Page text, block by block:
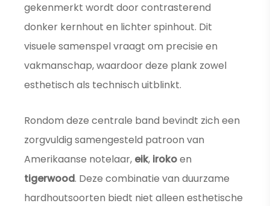
gekenmerkt wordt door contrasterend
donker kernhout en lichter spinhout. Dit
visuele samenspel vraagt om precisie en
vakmanschap, waardoor deze plank zowel
esthetisch als technisch uitblinkt.
Rondom deze centrale band bevindt zich een
zorgvuldig samengesteld patroon van
Amerikaanse notelaar, eik, irokoen
tigerwood. Deze combinatie van duurzame
hardhoutsoorten biedt niet alleen esthetische